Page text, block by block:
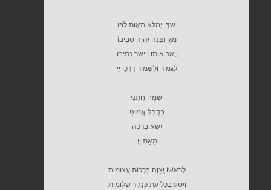
שַׁדָּי יְמַלֵּא תַּאֲוַת לִבּוֹ
מָגֵן וְצִנָּה יִהְיֶה סְבִיבוֹ
וְיָאֵר אוֹתוֹ וִייַשֵּׁר נְתִיבוֹ
לִגְמוֹר וְלִשְׁמוֹר דַּרְכֵי יְיָ
יִשְׂמַח חֲתָנִי
בִּקְהַל אֱמוּנַי
יִשָּׂא בְרָכָה
מֵאֵת יְיָ
לְרֹאשׁוֹ יְצַוֶּה בְּרָכוֹת עֲצוּמוֹת
וְיִסַּע בְּכָל עֵת כְּנָהָר שְׁלוֹמוֹת